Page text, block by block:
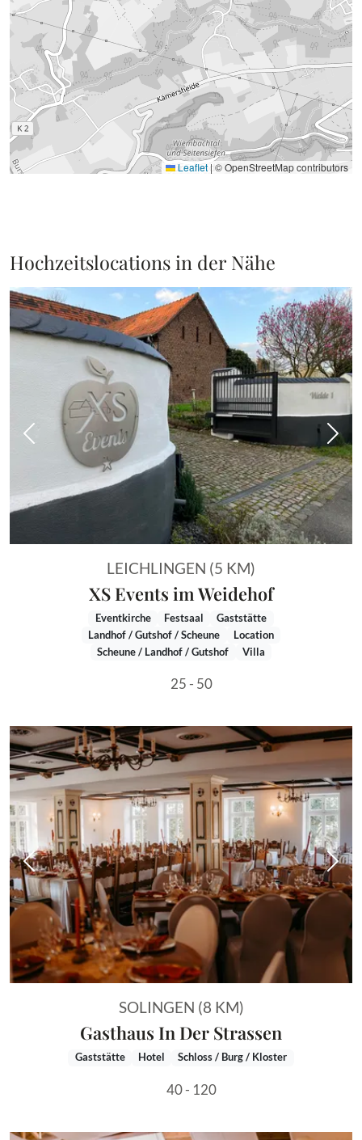
Leaflet|© OpenStreetMap contributors
Hochzeitslocations in der Nähe
Vorheriges Bild
LEICHLINGEN (5 KM)
XS Events im Weidehof
Eventkirche Festsaal
Gaststätte
Landhof / Gutshof / Scheune
Location
Scheune / Landhof / Gutshof
Villa
25 - 50
Vorheriges Bild
SOLINGEN (8 KM)
Gasthaus In Der Strassen
Gaststätte Hotel Schloss / Burg / Kloster
40 - 120